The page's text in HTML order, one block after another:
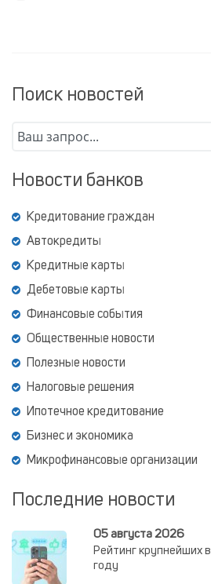
Поиск новостей
Новости банков
Кредитование граждан
Автокредиты
Кредитные карты
Дебетовые карты
Финансовые события
Общественные новости
Полезные новости
Налоговые решения
Ипотечное кредитование
Бизнес и экономика
Микрофинансовые организации
Последние новости
05 августа 2026
Рейтинг крупнейших
году